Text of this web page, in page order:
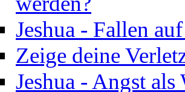
Jeshua - Fallen
Zeige deine
Jeshua - Angst als